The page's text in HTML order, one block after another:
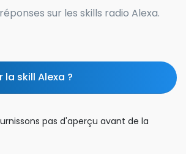
sur les skills radio Alexa.
skill Alexa ?
pas d'aperçu avant de la